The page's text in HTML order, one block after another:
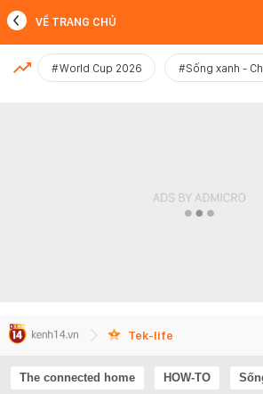
MỚI NHẤT
VỀ TRANG CHỦ
#World Cup 2026 #Sống xanh -
Tek-life
The connected home HOW-TO